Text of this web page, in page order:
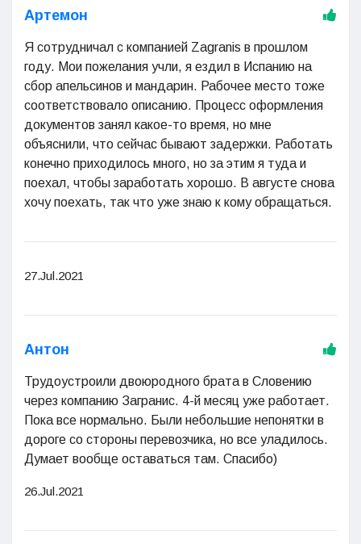
Артемон
Я сотрудничал с компанией Zagranis в прошлом
году. Мои пожелания учли, я ездил в Испанию на
сбор апельсинов и мандарин. Рабочее место тоже
соответствовало описанию. Процесс оформления
документов занял какое-то время, но мне
объяснили, что сейчас бывают задержки. Работать
конечно приходилось много, но за этим я туда и
поехал, чтобы заработать хорошо. В августе снова
хочу поехать, так что уже знаю к кому обращаться.
27.Jul.2021
Антон
Трудоустроили двоюродного брата в Словению
через компанию Загранис. 4-й месяц уже работает.
Пока все нормально. Были небольшие непонятки в
дороге со стороны перевозчика, но все уладилось.
Думает вообще оставаться там. Спасибо)
26.Jul.2021